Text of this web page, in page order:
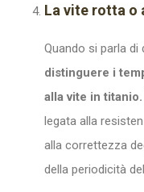
La vite rotta o
Quando si parla di
distinguere i
alla vite in titanio.
legata alla
alla correttezza
della periodicità